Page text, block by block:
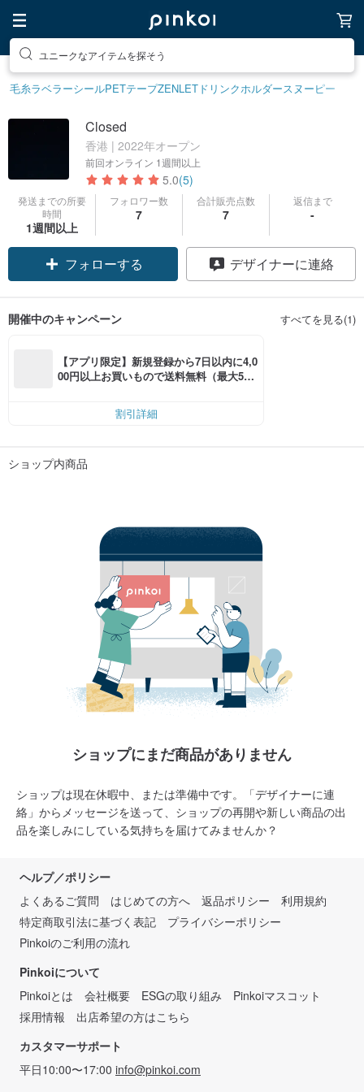
ユニークなアイテムを探そう
毛糸ラベラーシールPETテープZENLET ドリンクホルダースヌーピー
Closed
香港 | 2022年オープン
前回オンライン 1週間以上
5.0(5)
発送までの所要
時間
1週間以上
フォロワー数
7
合計販売点数
7
返信まで
-
フォローする デザイナーに連絡
開催中のキャンペーン すべてを見る(1)
【アプリ限定】新規登録から7日以内に4,0
00円以上お買いもので送料無料（最大500
割引詳細
ショップ内商品
ショップにまだ商品がありません
ショップは現在休暇中、または準備中です。「デザイナーに連
絡」からメッセージを送って、ショップの再開や新しい商品の出
品を楽しみにしている気持ちを届けてみませんか？
ヘルプ／ポリシー
よくあるご質問
はじめての方へ 返品ポリシー
利用規約
特定商取引法に基づく表記
プライバシーポリシー
Pinkoiのご利用の流れ
Pinkoiについて
Pinkoiとは
会社概要 ESGの取り組み
Pinkoiマスコット
採用情報
出店希望の方はこちら
カスタマーサポート
平日10:00〜17:00 info@pinkoi.com